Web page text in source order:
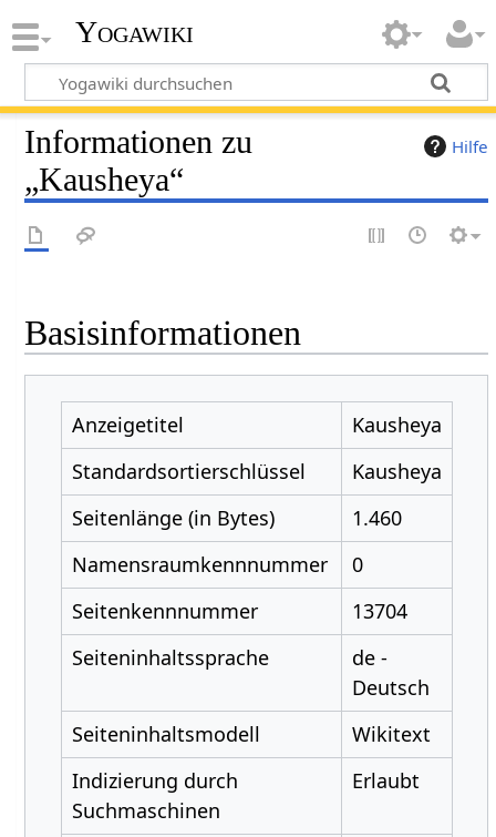
Yogawiki
Hilfe
Informationen zu
„Kausheya“
Basisinformationen
Anzeigetitel
Kausheya
Standardsortierschlüssel
Kausheya
Seitenlänge (in Bytes)
1.460
Namensraumkennnummer
0
Seitenkennnummer
13704
Seiteninhaltssprache
de -
Deutsch
Seiteninhaltsmodell
Wikitext
Indizierung durch
Suchmaschinen
Erlaubt